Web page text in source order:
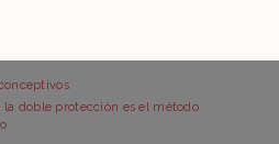
la doble protección es el método